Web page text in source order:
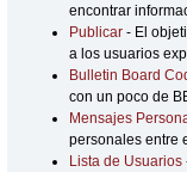
encontrar
Publicar - El
a los usuarios
Bulletin Board
con un poco de
Mensajes
personales entre
Lista de Usuarios